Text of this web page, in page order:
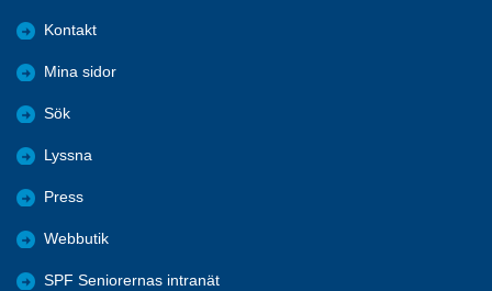
Kontakt
Mina sidor
Sök
Lyssna
Press
Webbutik
SPF Seniorernas intranät